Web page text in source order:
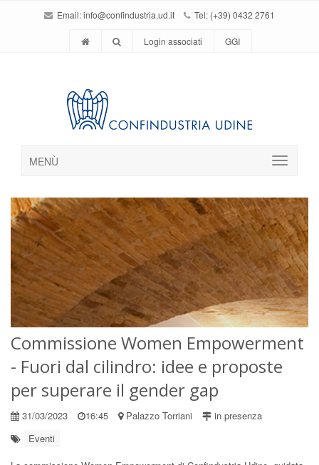
Email:info@confindustria.ud.it Tel: (+39) 0432 2761
Login associati GGI
MENÙ
Commissione Women Empowerment
- Fuori dal cilindro: idee e proposte
per superare il gender gap
31/03/2023 16:45 Palazzo Torriani
in presenza
Eventi